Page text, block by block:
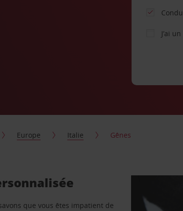
J’ai
Europe Italie Gênes
que vous êtes impatient de